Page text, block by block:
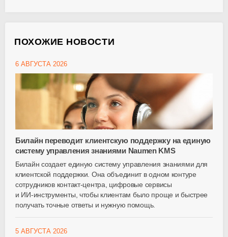
ПОХОЖИЕ НОВОСТИ
6 АВГУСТА 2026
Билайн переводит клиентскую поддержку на единую
систему управления знаниями Naumen KMS
Билайн создает единую систему управления знаниями для
клиентской поддержки. Она объединит в одном контуре
сотрудников контакт-центра , цифровые сервисы
и ИИ-инструменты , чтобы клиентам было проще и быстрее
получать точные ответы и нужную помощь.
5 АВГУСТА 2026